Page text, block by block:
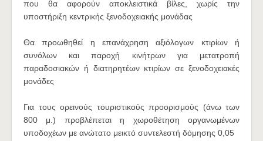
που θα αφορούν αποκλειστικά βίλες, χωρίς την
υποστήριξη κεντρικής ξενοδοχειακής μονάδας
Θα προωθηθεί η επανάχρηση αξιόλογων κτιρίων ή
συνόλων και παροχή κινήτρων για μετατροπή
παραδοσιακών ή διατηρητέων κτιρίων σε ξενοδοχειακές
μονάδες
Για τους ορεινούς τουριστικούς προορισμούς (άνω των
800 μ.) προβλέπεται η χωροθέτηση οργανωμένων
υποδοχέων με ανώτατο μεικτό συντελεστή δόμησης 0,05